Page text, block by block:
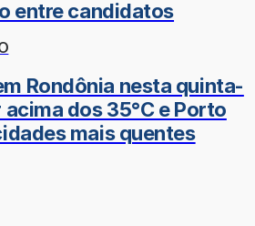
entre candidatos
Rondônia nesta quinta-
dos 35°C e Porto
mais quentes